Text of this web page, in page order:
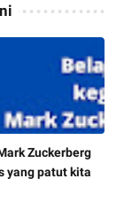
Zuckerberg
yang patut kita